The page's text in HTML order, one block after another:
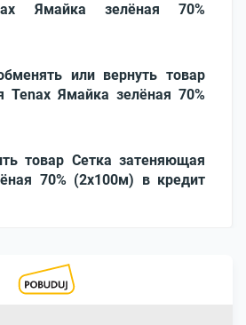
Ямайка зелёная 70%
или вернуть товар
Tenax Ямайка зелёная 70%
товар Сетка затеняющая
70% (2х100м) в кредит